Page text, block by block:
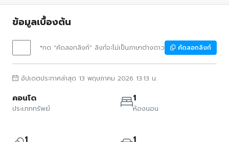
ข้อมูลเบื้องต้น
*กด "คัดลอกลิงก์" ลิงก์จะไม่เป็นภาษาต่างดาว คัดลอกลิงก์
อัปเดตประกาศล่าสุด 13 พฤษภาคม 2026 13:13 น.
คอนโด
ประเภททรัพย์
1
ห้องนอน
1 1